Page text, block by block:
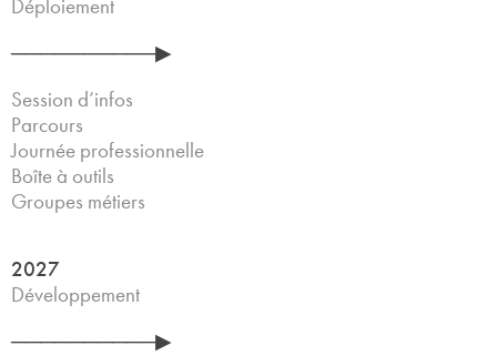
Déploiement
──────────▶
Session d’infos
Parcours
Journée professionnelle
Boîte à outils
Groupes métiers
2027
Développement
──────────▶